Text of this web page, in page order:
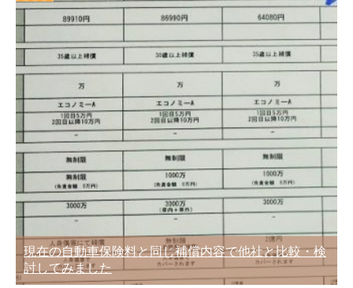
現在の自動車保険料と同じ補償内容で他社と比較・検
討してみました